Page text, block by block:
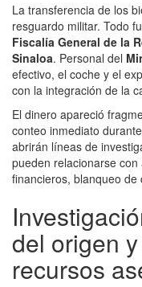
La transferencia de los
resguardo militar. Todo
Fiscalía General de la
Sinaloa. Personal del
efectivo, el coche y el
con la integración de la
El dinero apareció
conteo inmediato
abrirán líneas de
pueden relacionarse
financieros, blanqueo de
del origen
recursos